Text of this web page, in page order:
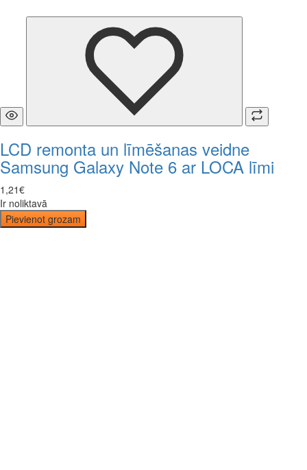
LCD remonta un līmēšanas veidne
Samsung Galaxy Note 6 ar LOCA līmi
1 ,21€
Ir noliktavā
Pievienot grozam